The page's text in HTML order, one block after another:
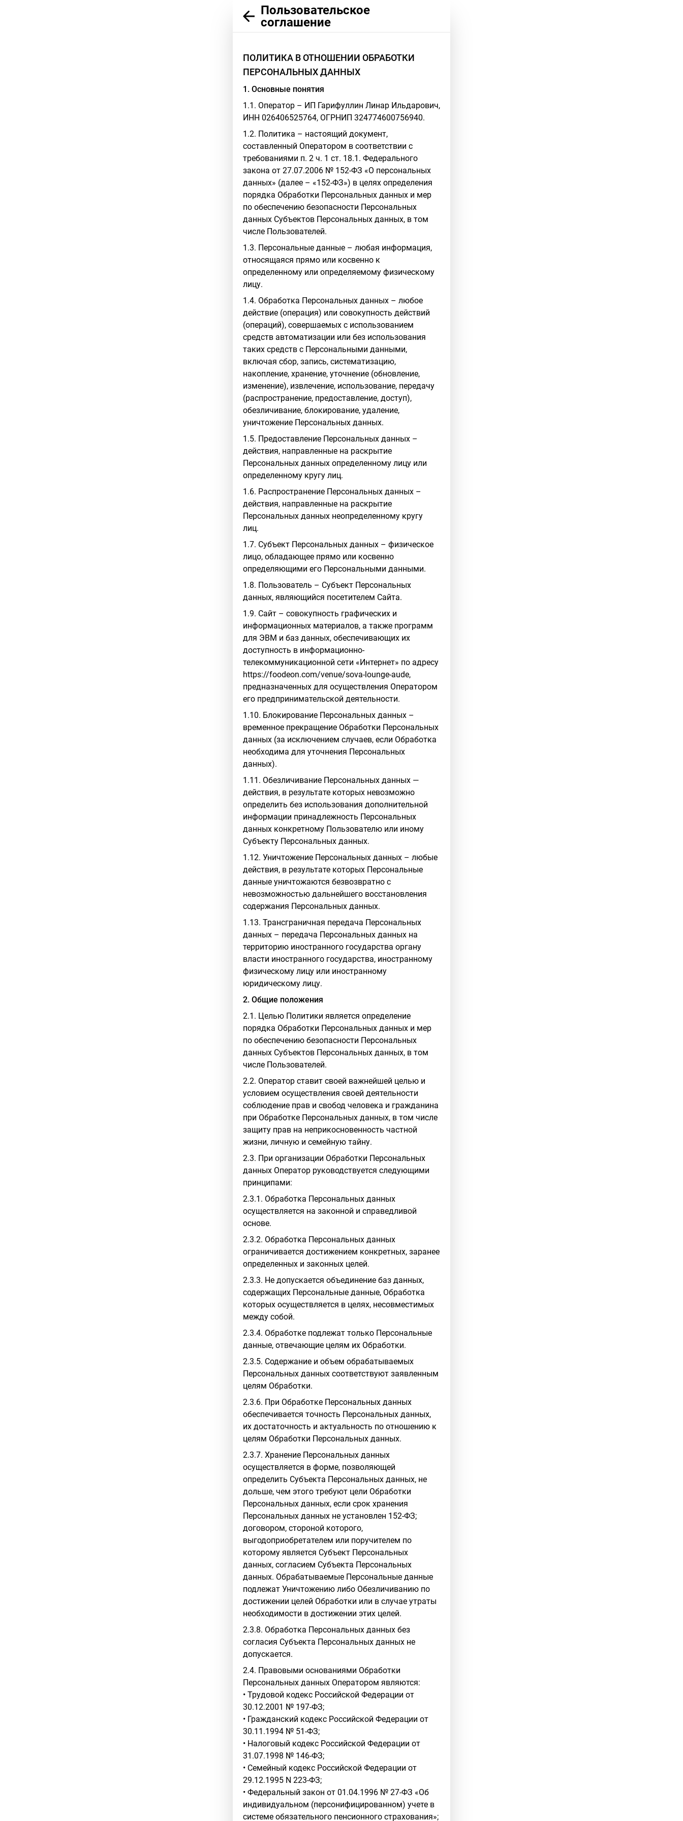
Пользовательское
соглашение
ПОЛИТИКА В ОТНОШЕНИИ ОБРАБОТКИ
ПЕРСОНАЛЬНЫХ ДАННЫХ
1. Основные понятия
1.1. Оператор – ИП Гарифуллин Линар Ильдарович,
ИНН 026406525764, ОГРНИП 324774600756940.
1.2. Политика – настоящий документ,
составленный Оператором в соответствии с
требованиями п. 2 ч. 1 ст. 18.1. Федерального
закона от 27.07.2006 № 152-ФЗ «О персональных
данных» (далее – «152-ФЗ») в целях определения
порядка Обработки Персональных данных и мер
по обеспечению безопасности Персональных
данных Субъектов Персональных данных, в том
числе Пользователей.
1.3. Персональные данные – любая информация,
относящаяся прямо или косвенно к
определенному или определяемому физическому
лицу.
1.4. Обработка Персональных данных – любое
действие (операция) или совокупность действий
(операций), совершаемых с использованием
средств автоматизации или без использования
таких средств с Персональными данными,
включая сбор, запись, систематизацию,
накопление, хранение, уточнение (обновление,
изменение), извлечение, использование, передачу
(распространение, предоставление, доступ),
обезличивание, блокирование, удаление,
уничтожение Персональных данных.
1.5. Предоставление Персональных данных –
действия, направленные на раскрытие
Персональных данных определенному лицу или
определенному кругу лиц.
1.6. Распространение Персональных данных –
действия, направленные на раскрытие
Персональных данных неопределенному кругу
лиц.
1.7. Субъект Персональных данных – физическое
лицо, обладающее прямо или косвенно
определяющими его Персональными данными.
1.8. Пользователь – Субъект Персональных
данных, являющийся посетителем Сайта.
1.9. Сайт – совокупность графических и
информационных материалов, а также программ
для ЭВМ и баз данных, обеспечивающих их
доступность в информационно-
телекоммуникационной сети «Интернет» по адресу
https://foodeon.com/venue/sova-lounge-aude,
предназначенных для осуществления Оператором
его предпринимательской деятельности.
1.10. Блокирование Персональных данных –
временное прекращение Обработки Персональных
данных (за исключением случаев, если Обработка
необходима для уточнения Персональных
данных).
1.11. Обезличивание Персональных данных —
действия, в результате которых невозможно
определить без использования дополнительной
информации принадлежность Персональных
данных конкретному Пользователю или иному
Субъекту Персональных данных.
1.12. Уничтожение Персональных данных – любые
действия, в результате которых Персональные
данные уничтожаются безвозвратно с
невозможностью дальнейшего восстановления
содержания Персональных данных.
1.13. Трансграничная передача Персональных
данных – передача Персональных данных на
территорию иностранного государства органу
власти иностранного государства, иностранному
физическому лицу или иностранному
юридическому лицу.
2. Общие положения
2.1. Целью Политики является определение
порядка Обработки Персональных данных и мер
по обеспечению безопасности Персональных
данных Субъектов Персональных данных, в том
числе Пользователей.
2.2. Оператор ставит своей важнейшей целью и
условием осуществления своей деятельности
соблюдение прав и свобод человека и гражданина
при Обработке Персональных данных, в том числе
защиту прав на неприкосновенность частной
жизни, личную и семейную тайну.
2.3. При организации Обработки Персональных
данных Оператор руководствуется следующими
принципами:
2.3.1. Обработка Персональных данных
осуществляется на законной и справедливой
основе.
2.3.2. Обработка Персональных данных
ограничивается достижением конкретных, заранее
определенных и законных целей.
2.3.3. Не допускается объединение баз данных,
содержащих Персональные данные, Обработка
которых осуществляется в целях, несовместимых
между собой.
2.3.4. Обработке подлежат только Персональные
данные, отвечающие целям их Обработки.
2.3.5. Содержание и объем обрабатываемых
Персональных данных соответствуют заявленным
целям Обработки.
2.3.6. При Обработке Персональных данных
обеспечивается точность Персональных данных,
их достаточность и актуальность по отношению к
целям Обработки Персональных данных.
2.3.7. Хранение Персональных данных
осуществляется в форме, позволяющей
определить Субъекта Персональных данных, не
дольше, чем этого требуют цели Обработки
Персональных данных, если срок хранения
Персональных данных не установлен 152-ФЗ;
договором, стороной которого,
выгодоприобретателем или поручителем по
которому является Субъект Персональных
данных, согласием Субъекта Персональных
данных. Обрабатываемые Персональные данные
подлежат Уничтожению либо Обезличиванию по
достижении целей Обработки или в случае утраты
необходимости в достижении этих целей.
2.3.8. Обработка Персональных данных без
согласия Субъекта Персональных данных не
допускается.
2.4. Правовыми основаниями Обработки
Персональных данных Оператором являются:
• Трудовой кодекс Российской Федерации от
30.12.2001 № 197-ФЗ;
• Гражданский кодекс Российской Федерации от
30.11.1994 № 51-ФЗ;
• Налоговый кодекс Российской Федерации от
31.07.1998 № 146-ФЗ;
• Семейный кодекс Российской Федерации от
29.12.1995 N 223-ФЗ;
• Федеральный закон от 01.04.1996 № 27-ФЗ «Об
индивидуальном (персонифицированном) учете в
системе обязательного пенсионного страхования»;